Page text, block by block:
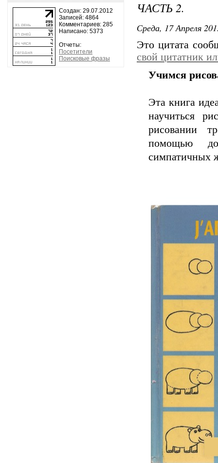
Создан: 29.07.2012
Записей: 4864
Комментариев: 285
Написано: 5373
Отчеты:
Посетители
Поисковые фразы
ЧАСТЬ 2.
Среда, 17 Апреля
Это цитата
свой цитатник
Учимся
Эта книга
научиться
рисовании
помощью
симпатичных